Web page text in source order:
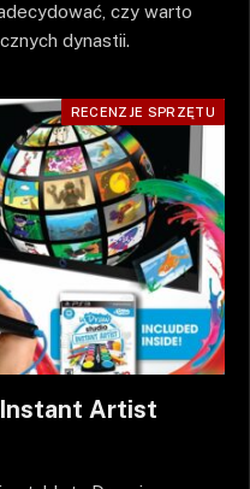
czy warto
dynastii.
RECENZJE SPRZĘTU
Instant Artist